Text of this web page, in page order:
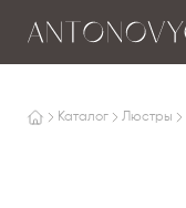
Каталог Люстры